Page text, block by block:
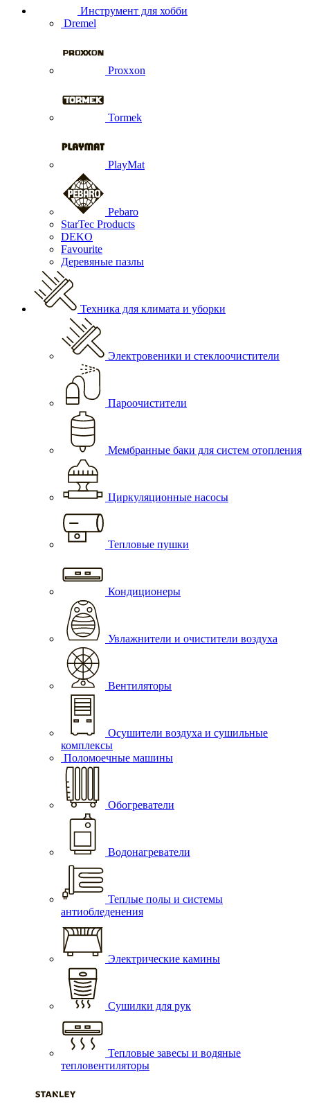
Инструмент для хобби
Dremel
Proxxon
Tormek
PlayMat
Pebaro
StarTec Products
DEKO
Favourite
Деревяные пазлы
Техника для климата и уборки
Электровеники и стеклоочистители
Пароочистители
Мембранные баки для систем отопления
Циркуляционные насосы
Тепловые пушки
Кондиционеры
Увлажнители и очистители воздуха
Вентиляторы
Осушители воздуха и сушильные
комплексы
Поломоечные машины
Обогреватели
Водонагреватели
Теплые полы и системы
антиобледенения
Электрические камины
Сушилки для рук
Тепловые завесы и водяные
тепловентиляторы